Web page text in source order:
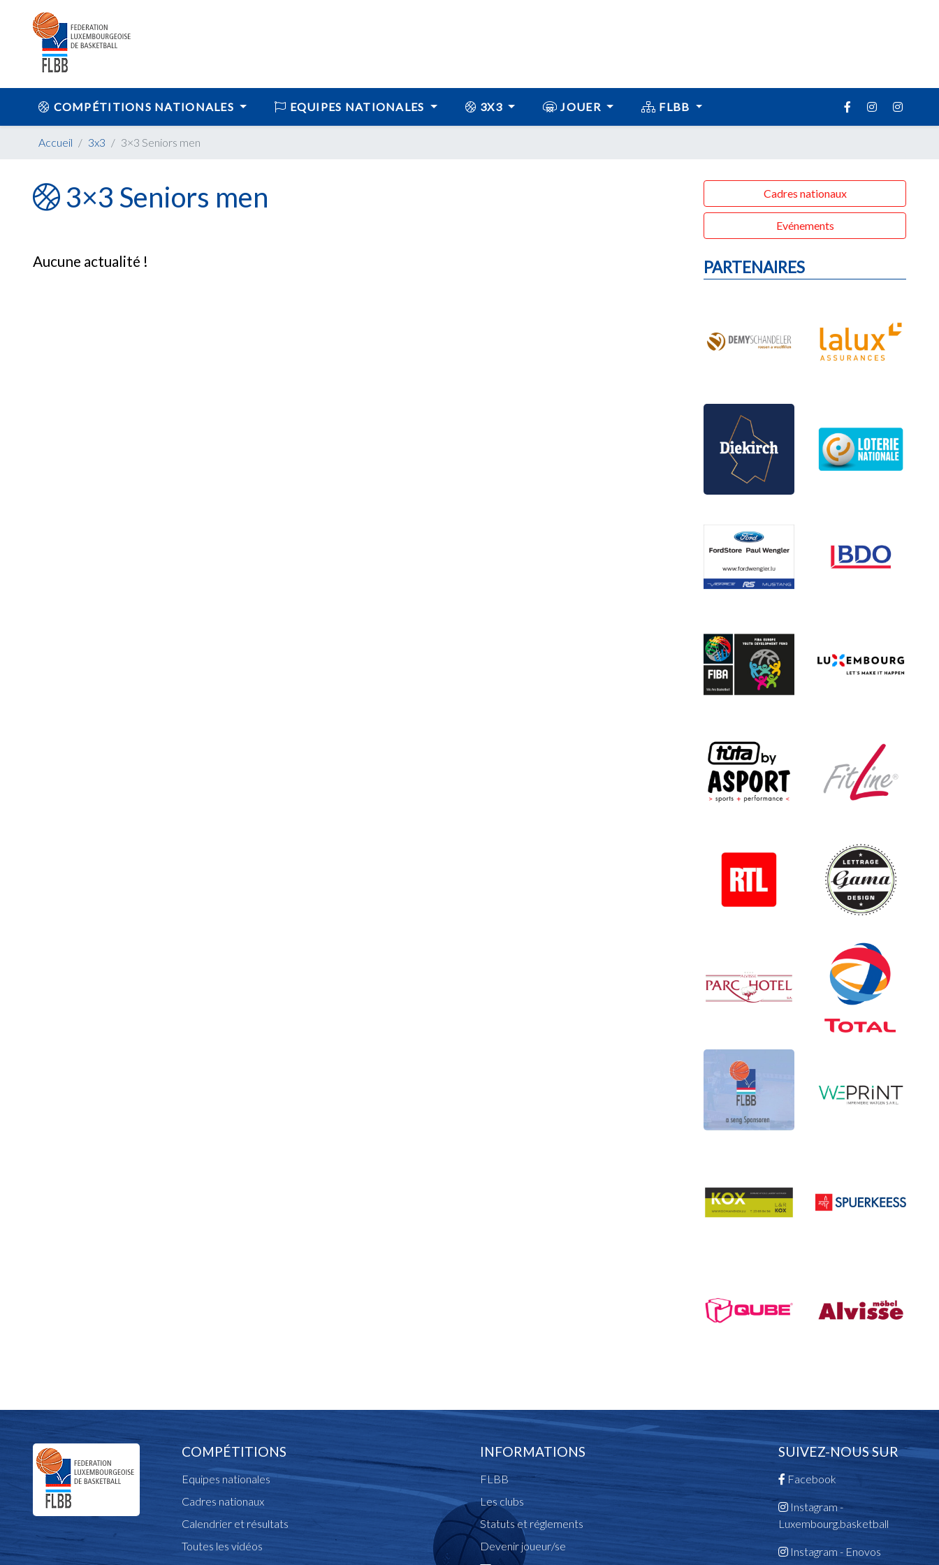
COMPÉTITIONS NATIONALES EQUIPES NATIONALES 3X3 JOUER FLBB
Accueil 3x3 3×3 Seniors men
3×3 Seniors men
Aucune actualité !
Cadres nationaux
Evénements
PARTENAIRES
COMPÉTITIONS
Equipes nationales
Cadres nationaux
Calendrier et résultats
Toutes les vidéos
INFORMATIONS
FLBB
Les clubs
Statuts et réglements
Devenir joueur/se
SUIVEZ-NOUS SUR
Facebook
Instagram -
Luxembourg.basketball
Instagram - Enovos